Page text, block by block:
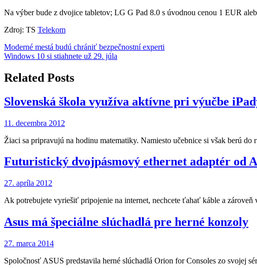
Na výber bude z dvojice tabletov; LG G Pad 8.0 s úvodnou cenou 1 EUR
Zdroj: TS Telekom
Navigácia
v
článku
Moderné mestá budú chrániť bezpečnostní experti
Windows 10 si stiahnete už 29. júla
Related Posts
Slovenská škola využíva aktívne pri výučbe
11. decembra 2012
Žiaci sa pripravujú na hodinu matematiky. Namiesto učebnice si však berú
Futuristický dvojpásmový ethernet adaptér od
27. apríla 2012
Ak potrebujete vyriešiť pripojenie na internet, nechcete ťahať káble a
Asus má špeciálne slúchadlá pre herné konzoly
27. marca 2014
Spoločnosť ASUS predstavila herné slúchadlá Orion for Consoles zo svojej